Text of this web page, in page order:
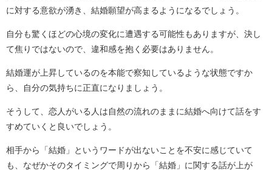
に対する意欲が湧き、結婚願望が高まるようになるでしょう。
自分も驚くほどの心境の変化に遭遇する可能性もありますが、決し
て焦りではないので、違和感を抱く必要はありません。
結婚運が上昇しているのを本能で察知しているような状態ですか
ら、自分の気持ちに正直になりましょう。
そうして、恋人がいる人は自然の流れのままに結婚へ向けて話をす
すめていくと良いでしょう。
相手から「結婚」というワードが出ないことを不安に感じていて
も、なぜかそのタイミングで周りから「結婚」に関する話が上が